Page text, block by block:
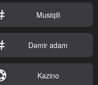
Musiqili
Dəmir adam
Kazino